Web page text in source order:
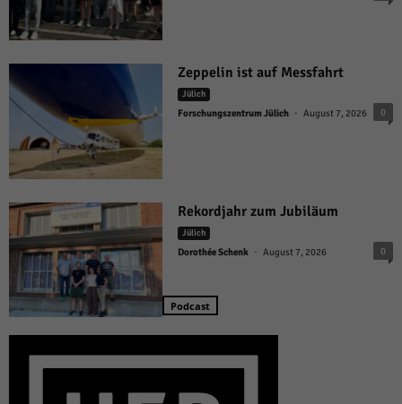
Zeppelin ist auf Messfahrt
Jülich
Forschungszentrum Jülich - August 7, 2026 0
Rekordjahr zum Jubiläum
Jülich
Dorothée Schenk - August 7, 2026 0
Podcast